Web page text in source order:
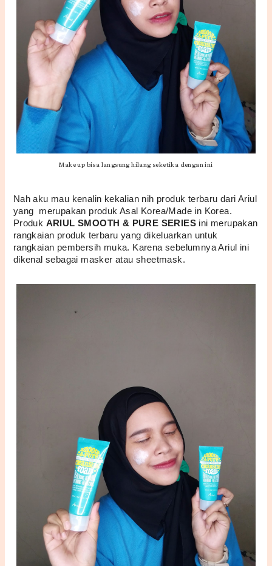
Make up bisa langsung hilang seketika dengan ini
Nah aku mau kenalin kekalian nih produk terbaru dari Ariul
yang  merupakan produk Asal Korea/Made in Korea.
Produk ARIUL SMOOTH & PURE SERIES ini merupakan
rangkaian produk terbaru yang dikeluarkan untuk
rangkaian pembersih muka. Karena sebelumnya Ariul ini
dikenal sebagai masker atau sheetmask.